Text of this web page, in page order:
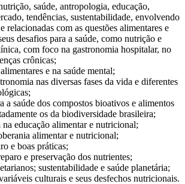
saúde, antropologia, educação,
tendências, sustentabilidade, envolvendo
relacionadas com as questões alimentares e
desafios para a saúde, como nutrição e
com foco na gastronomia hospitalar, no
crônicas;
e na saúde mental;
nas diversas fases da vida e diferentes
a saúde dos compostos bioativos e alimentos
os da biodiversidade brasileira;
educação alimentar e nutricional;
alimentar e nutricional;
e boas práticas;
e preservação dos nutrientes;
sustentabilidade e saúde planetária;
culturais e seus desfechos nutricionais.